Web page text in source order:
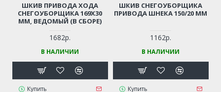
ШКИВ ПРИВОДА ХОДА
СНЕГОУБОРЩИКА 169Х30
ММ, ВЕДОМЫЙ (В СБОРЕ)
1682р.
В НАЛИЧИИ
Купить
ШКИВ СНЕГОУБОРЩИКА
ПРИВОДА ШНЕКА 150/20 ММ
1162р.
В НАЛИЧИИ
Купить